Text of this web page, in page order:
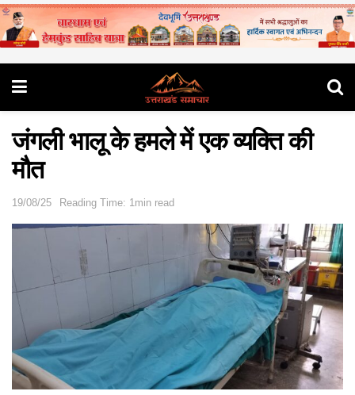
जंगली भालू के हमले में एक व्यक्ति की
मौत
19/08/25 Reading Time: 1min read